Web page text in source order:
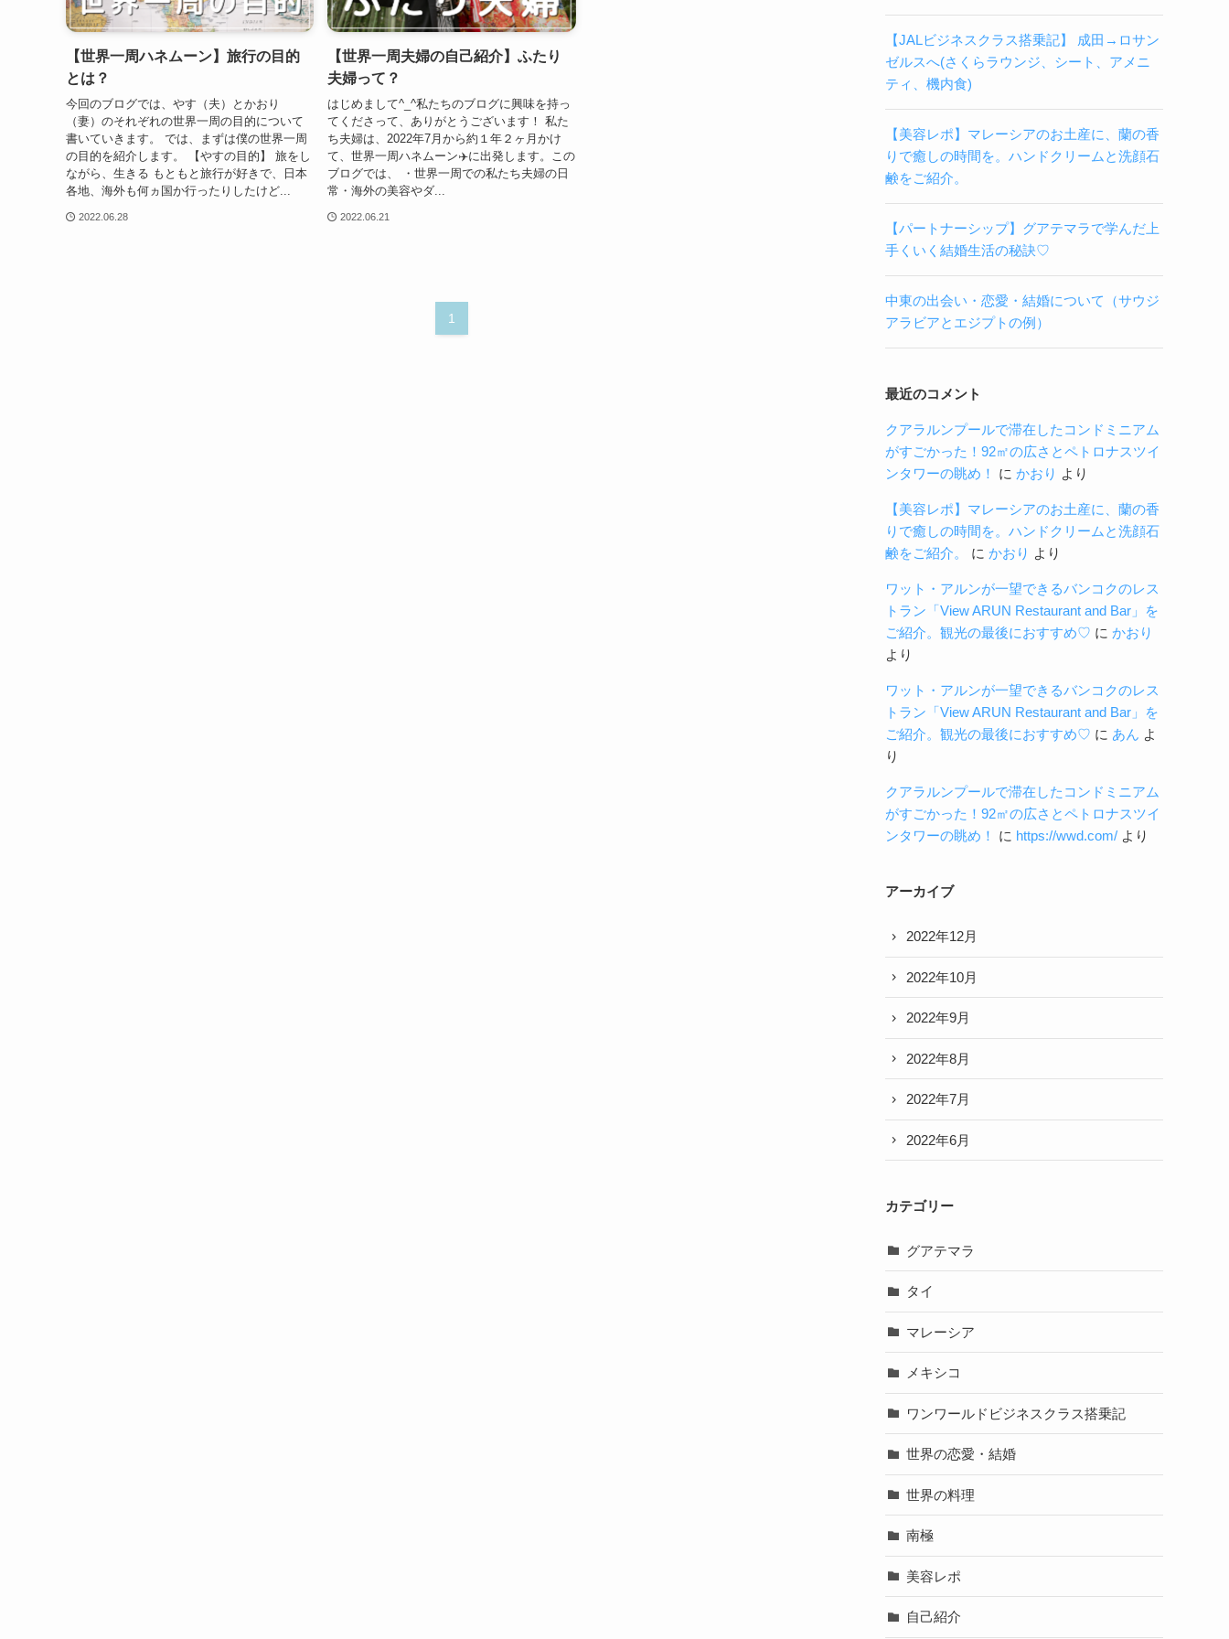
【世界一周ハネムーン】旅行の目的
とは？
今回のブログでは、やす（夫）とかおり
（妻）のそれぞれの世界一周の目的について
書いていきます。 では、まずは僕の世界一周
の目的を紹介します。 【やすの目的】 旅をし
ながら、生きる もともと旅行が好きで、日本
各地、海外も何ヵ国か行ったりしたけど...
2022.06.28
【世界一周夫婦の自己紹介】ふたり
夫婦って？
はじめまして^_^私たちのブログに興味を持っ
てくださって、ありがとうございます！ 私た
ち夫婦は、2022年7月から約１年２ヶ月かけ
て、世界一周ハネムーン✈️に出発します。この
ブログでは、 ・世界一周での私たち夫婦の日
常・海外の美容やダ...
2022.06.21
1
【JALビジネスクラス搭乗記】 成田→ロサン
ゼルスへ(さくらラウンジ、シート、アメニ
ティ、機内食)
【美容レポ】マレーシアのお土産に、蘭の香
りで癒しの時間を。ハンドクリームと洗顔石
鹸をご紹介。
【パートナーシップ】グアテマラで学んだ上
手くいく結婚生活の秘訣♡
中東の出会い・恋愛・結婚について（サウジ
アラビアとエジプトの例）
最近のコメント
クアラルンプールで滞在したコンドミニアム
がすごかった！92㎡の広さとペトロナスツイ
ンタワーの眺め！
に かおり より
【美容レポ】マレーシアのお土産に、蘭の香
りで癒しの時間を。ハンドクリームと洗顔石
鹸をご紹介。
に かおり より
ワット・アルンが一望できるバンコクのレス
トラン「View ARUN Restaurant and Bar」を
ご紹介。観光の最後におすすめ♡ に かおり
より
ワット・アルンが一望できるバンコクのレス
トラン「View ARUN Restaurant and Bar」を
ご紹介。観光の最後におすすめ♡ に あん よ
り
クアラルンプールで滞在したコンドミニアム
がすごかった！92㎡の広さとペトロナスツイ
ンタワーの眺め！
に https://wwd.com/ より
アーカイブ
2022年12月
2022年10月
2022年9月
2022年8月
2022年7月
2022年6月
カテゴリー
グアテマラ
タイ
マレーシア
メキシコ
ワンワールドビジネスクラス搭乗記
世界の恋愛・結婚
世界の料理
南極
美容レポ
自己紹介